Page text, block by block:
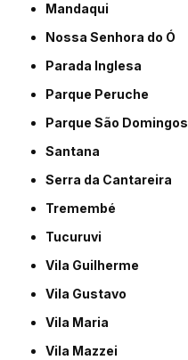
Mandaqui
Nossa Senhora do Ó
Parada Inglesa
Parque Peruche
Parque São Domingos
Santana
Serra da Cantareira
Tremembé
Tucuruvi
Vila Guilherme
Vila Gustavo
Vila Maria
Vila Mazzei